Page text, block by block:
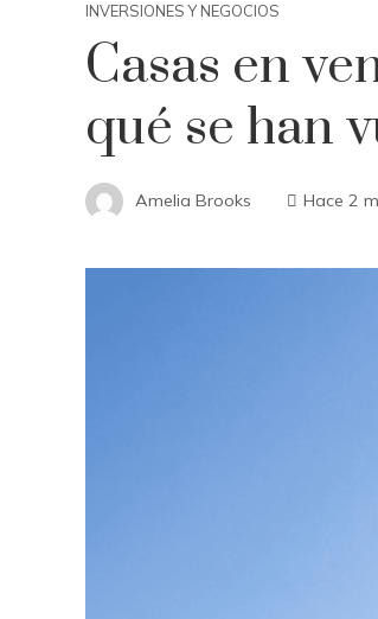
INVERSIONES Y NEGOCIOS
Casas en
qué se han
Amelia Brooks Hace 2